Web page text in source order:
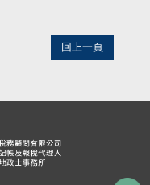
回上一頁